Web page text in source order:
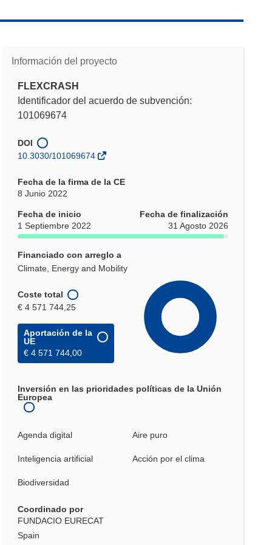
Información del proyecto
FLEXCRASH
Identificador del acuerdo de subvención:
101069674
DOI
10.3030/101069674
Fecha de la firma de la CE
8 Junio 2022
Fecha de inicio
1 Septiembre 2022
Fecha de finalización
31 Agosto 2026
Financiado con arreglo a
Climate, Energy and Mobility
Coste total
€ 4 571 744,25
Aportación de la
UE
€ 4 571 744,00
Inversión en las prioridades políticas de la Unión
Europea
Agenda digital Aire puro
Inteligencia artificial Acción por el clima
Biodiversidad
Coordinado por
FUNDACIO EURECAT
Spain